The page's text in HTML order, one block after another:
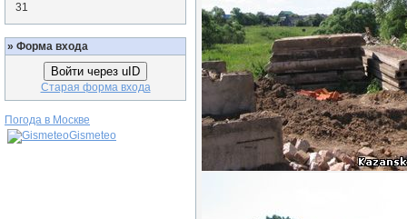
31
» Форма входа
Войти через uID
Старая форма входа
Погода в Москве
Gismeteo